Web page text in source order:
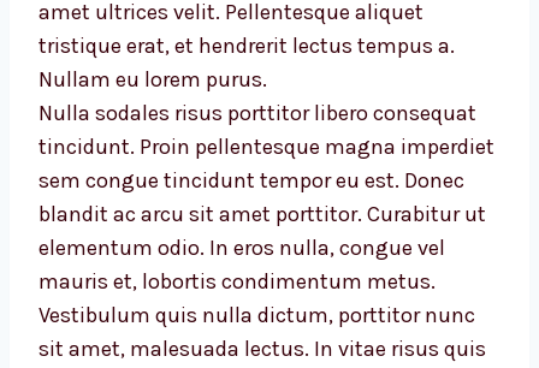
amet ultrices velit. Pellentesque aliquet
tristique erat, et hendrerit lectus tempus a.
Nullam eu lorem purus.
Nulla sodales risus porttitor libero consequat
tincidunt. Proin pellentesque magna imperdiet
sem congue tincidunt tempor eu est. Donec
blandit ac arcu sit amet porttitor. Curabitur ut
elementum odio. In eros nulla, congue vel
mauris et, lobortis condimentum metus.
Vestibulum quis nulla dictum, porttitor nunc
sit amet, malesuada lectus. In vitae risus quis